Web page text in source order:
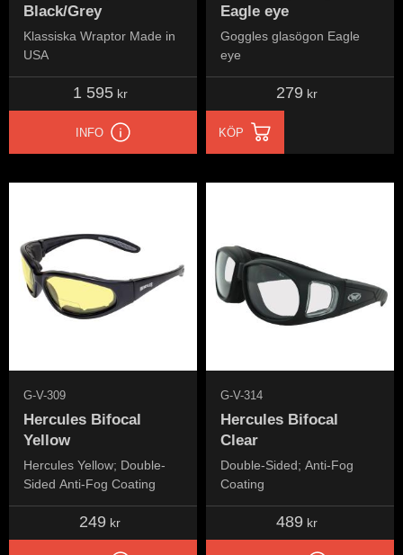
Black/Grey
Klassiska Wraptor Made in
USA
1 595kr
INFO
Eagle eye
Goggles glasögon Eagle
eye
279 kr
KÖP
Hercules Bifocal
Yellow
Hercules Yellow; Double-
Sided Anti-Fog Coating
G-V-309
249 kr
Hercules Bifocal
Clear
Double-Sided; Anti-Fog
Coating
G-V-314
489 kr